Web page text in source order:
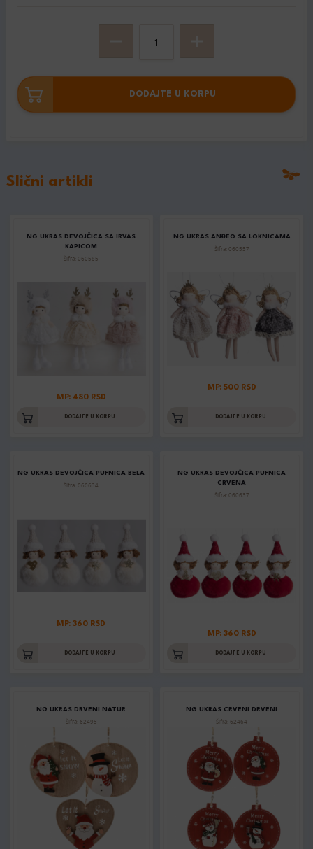
DODAJTE U KORPU
Slični artikli
NG UKRAS DEVOJČICA SA IRVAS
KAPICOM
Šifra: 060585
MP: 480 RSD
DODAJTE U KORPU
NG UKRAS ANĐEO SA LOKNICAMA
Šifra: 060557
MP: 500 RSD
DODAJTE U KORPU
NG UKRAS DEVOJČICA PUFNICA BELA
Šifra: 060634
MP: 360 RSD
DODAJTE U KORPU
NG UKRAS DEVOJČICA PUFNICA
CRVENA
Šifra: 060637
MP: 360 RSD
DODAJTE U KORPU
NG UKRAS DRVENI NATUR
Šifra: 62495
NG UKRAS CRVENI DRVENI
Šifra: 62464